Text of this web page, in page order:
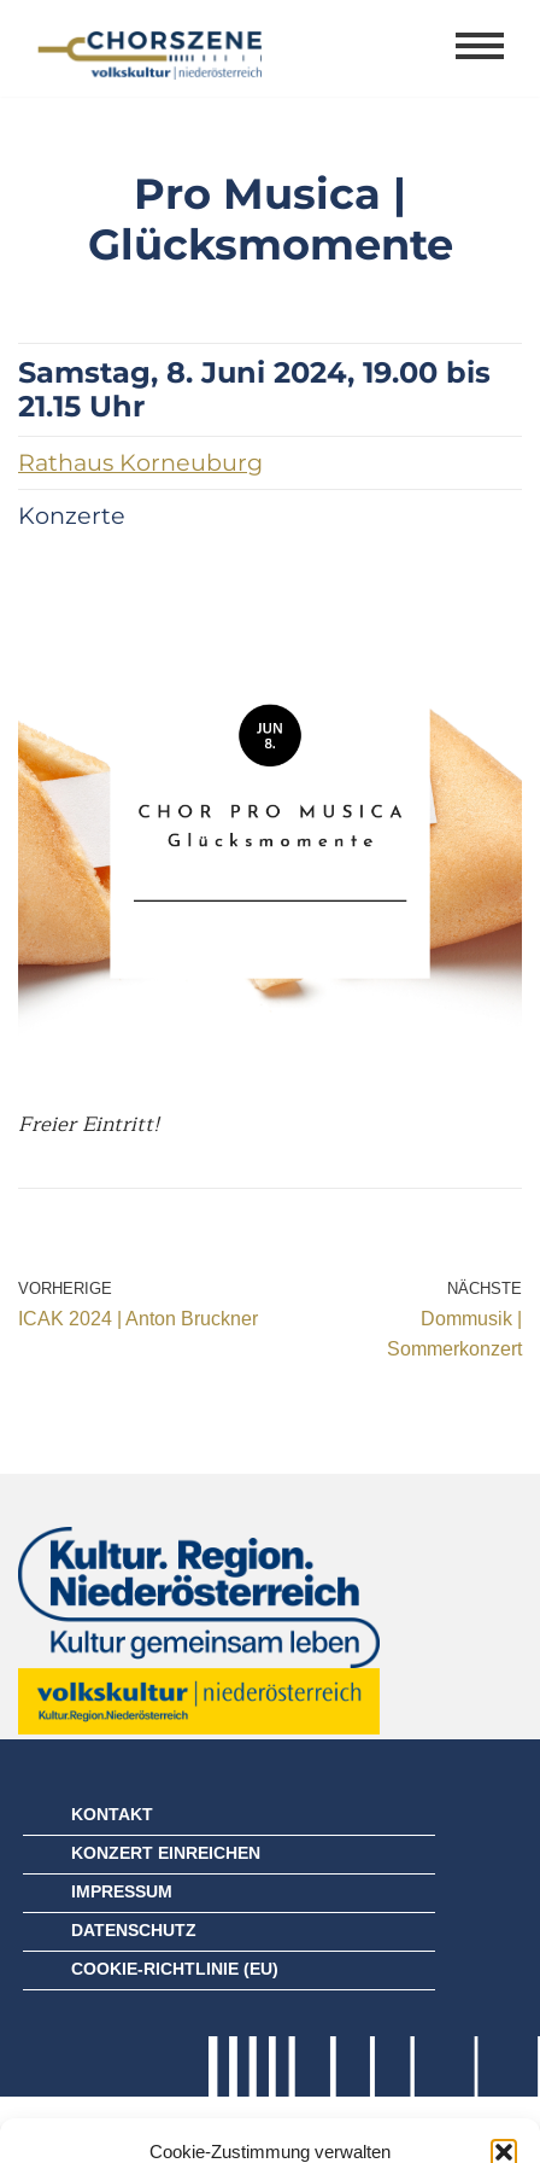
Cookie-Zustimmung verwalten
Pro Musica |
Glücksmomente
Samstag, 8. Juni 2024, 19.00 bis
21.15 Uhr
Rathaus Korneuburg
Konzerte
Freier Eintritt!
VORHERIGE
ICAK 2024 | Anton Bruckner
NÄCHSTE
Dommusik |
Sommerkonzert
KONTAKT
KONZERT EINREICHEN
IMPRESSUM
DATENSCHUTZ
COOKIE-RICHTLINIE (EU)